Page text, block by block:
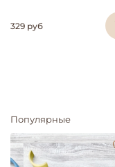
329 руб
Популярные